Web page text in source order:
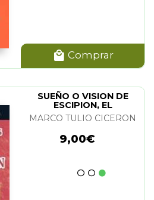
Comprar
SUEÑO O VISION DE
ESCIPION, EL
MARCO TULIO CICERON
9,00€